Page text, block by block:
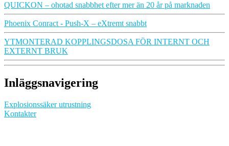
QUICKON – ohotad snabbhet efter mer än 20 år på marknaden
Phoenix Conract - Push-X – eXtremt snabbt
YTMONTERAD KOPPLINGSDOSA FÖR INTERNT OCH
EXTERNT BRUK
Inläggsnavigering
Explosionssäker utrustning
Kontakter